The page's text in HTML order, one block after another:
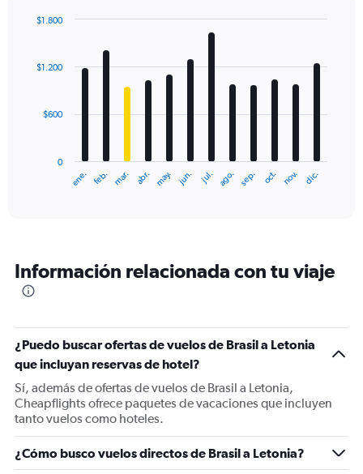
with
12
The
categories.
The
Y
axis
displaying
values.
Range:
0
1800.
ene. feb. mar. abr. may. jun. jul. ago. sep. oct. nov. dic.
0
$600
$1.200
$1.800
Información relacionada con tu viaje
¿Puedo buscar ofertas de vuelos de Brasil a Letonia
que incluyan reservas de hotel?
Sí, además de ofertas de vuelos de Brasil a Letonia,
Cheapflights ofrece paquetes de vacaciones que incluyen
tanto vuelos como hoteles.
¿Cómo busco vuelos directos de Brasil a Letonia?